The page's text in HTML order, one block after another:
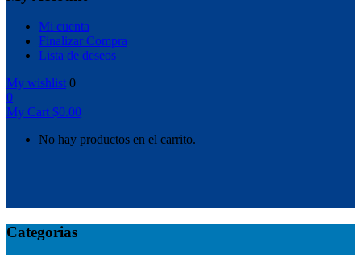
Mi cuenta
Finalizar Compra
Lista de deseos
My wishlist 0
0
My Cart $0.00
No hay productos en el carrito.
Categorias